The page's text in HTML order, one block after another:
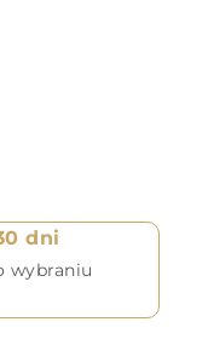
dni
wybraniu